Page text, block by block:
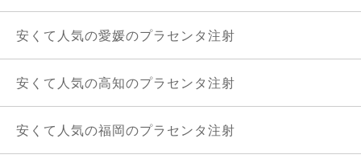
安くて人気の愛媛のプラセンタ注射
安くて人気の高知のプラセンタ注射
安くて人気の福岡のプラセンタ注射